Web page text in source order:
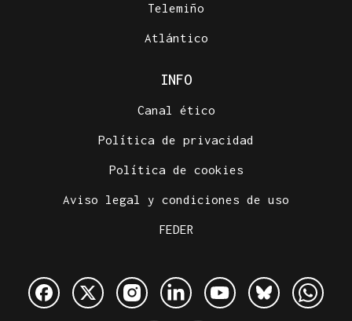
Telemiño
Atlántico
INFO
Canal ético
Política de privacidad
Política de cookies
Aviso legal y condiciones de uso
FEDER